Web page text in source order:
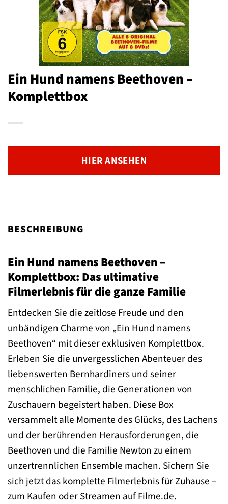
Ein Hund namens Beethoven –
Komplettbox
HIER ANSEHEN
BESCHREIBUNG
Ein Hund namens Beethoven –
Komplettbox: Das ultimative
Filmerlebnis für die ganze Familie
Entdecken Sie die zeitlose Freude und den
unbändigen Charme von „Ein Hund namens
Beethoven“ mit dieser exklusiven Komplettbox.
Erleben Sie die unvergesslichen Abenteuer des
liebenswerten Bernhardiners und seiner
menschlichen Familie, die Generationen von
Zuschauern begeistert haben. Diese Box
versammelt alle Momente des Glücks, des Lachens
und der berührenden Herausforderungen, die
Beethoven und die Familie Newton zu einem
unzertrennlichen Ensemble machen. Sichern Sie
sich jetzt das komplette Filmerlebnis für Zuhause –
zum Kaufen oder Streamen auf Filme.de.